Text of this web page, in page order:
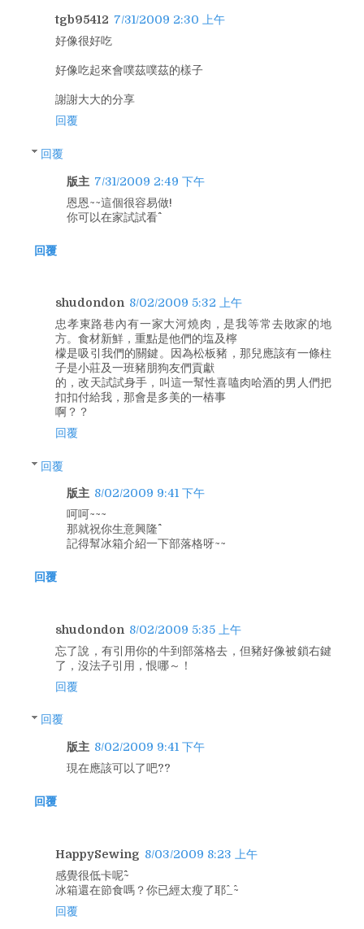
tgb95412 7/31/2009 2:30 上午
好像很好吃
好像吃起來會噗茲噗茲的樣子
謝謝大大的分享
回覆
回覆
版主 7/31/2009 2:49 下午
恩恩~~這個很容易做!
你可以在家試試看^^
回覆
shudondon 8/02/2009 5:32 上午
忠孝東路巷內有一家大河燒肉，是我等常去敗家的地
方。食材新鮮，重點是他們的塩及檸
檬是吸引我們的關鍵。因為松板豬，那兒應該有一條柱
子是小莊及一班豬朋狗友們貢獻
的，改天試試身手，叫這一幫性喜嗑肉哈酒的男人們把
扣扣付給我，那會是多美的一樁事
啊？？
回覆
回覆
版主 8/02/2009 9:41 下午
呵呵~~~
那就祝你生意興隆^^
記得幫冰箱介紹一下部落格呀~~
回覆
shudondon 8/02/2009 5:35 上午
忘了說，有引用你的牛到部落格去，但豬好像被鎖右鍵
了，沒法子引用，恨哪～！
回覆
回覆
版主 8/02/2009 9:41 下午
現在應該可以了吧??
回覆
HappySewing 8/03/2009 8:23 上午
感覺很低卡呢^^~
冰箱還在節食嗎？你已經太瘦了耶^_^~
回覆